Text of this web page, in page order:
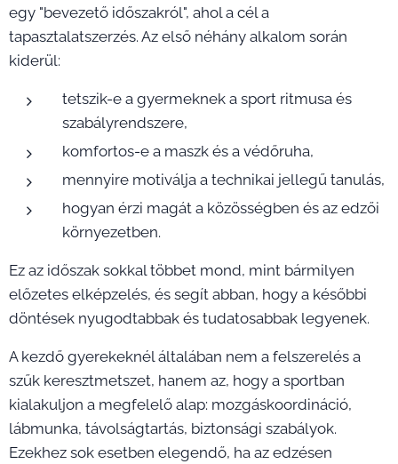
egy "bevezető időszakról", ahol a cél a
tapasztalatszerzés. Az első néhány alkalom során
kiderül:
tetszik-e a gyermeknek a sport ritmusa és
szabályrendszere,
komfortos-e a maszk és a védőruha,
mennyire motiválja a technikai jellegű tanulás,
hogyan érzi magát a közösségben és az edzői
környezetben.
Ez az időszak sokkal többet mond, mint bármilyen
előzetes elképzelés, és segít abban, hogy a későbbi
döntések nyugodtabbak és tudatosabbak legyenek.
A kezdő gyerekeknél általában nem a felszerelés a
szűk keresztmetszet, hanem az, hogy a sportban
kialakuljon a megfelelő alap: mozgáskoordináció,
lábmunka, távolságtartás, biztonsági szabályok.
Ezekhez sok esetben elegendő, ha az edzésen